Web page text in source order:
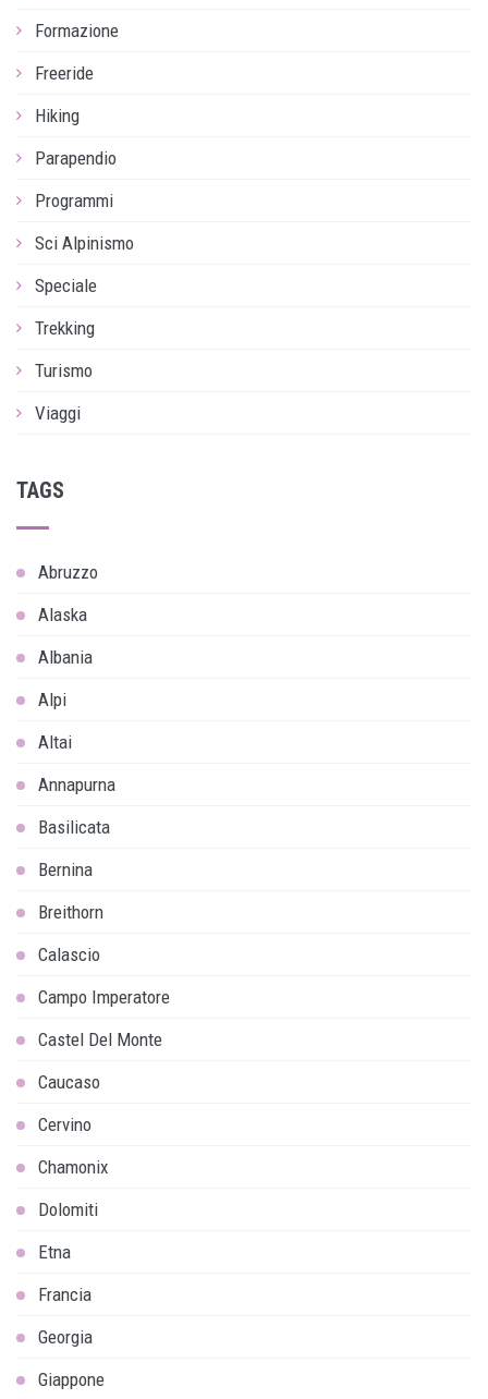
Formazione
Freeride
Hiking
Parapendio
Programmi
Sci Alpinismo
Speciale
Trekking
Turismo
Viaggi
TAGS
Abruzzo
Alaska
Albania
Alpi
Altai
Annapurna
Basilicata
Bernina
Breithorn
Calascio
Campo Imperatore
Castel Del Monte
Caucaso
Cervino
Chamonix
Dolomiti
Etna
Francia
Georgia
Giappone